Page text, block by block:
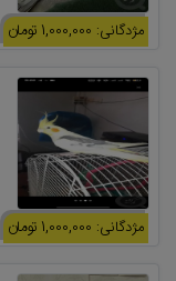
مژدگانی: 1,000,000 تومان
مژدگانی: 1,000,000 تومان